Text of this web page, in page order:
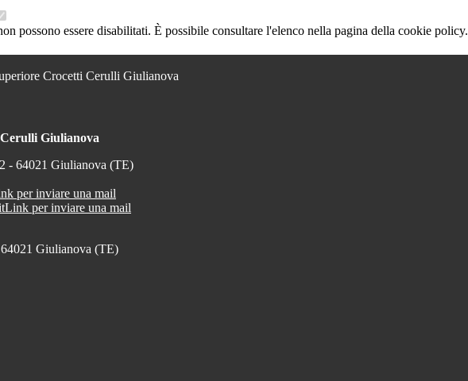
possono essere disabilitati. È possibile consultare l'elenco nella pagina della cookie policy.
Crocetti Cerulli Giulianova
Giulianova
- 64021 Giulianova (TE)
per inviare una mail
Link per inviare una mail
Giulianova (TE)